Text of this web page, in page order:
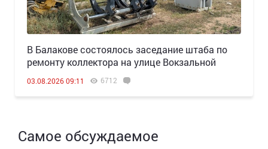
В Балакове состоялось заседание штаба по
ремонту коллектора на улице Вокзальной
03.08.2026 09:11 6712
Самое обсуждаемое